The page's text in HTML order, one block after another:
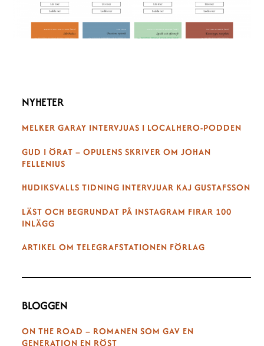
NYHETER
MELKER GARAY INTERVJUAS I LOCALHERO-PODDEN
GUD I ÖRAT – OPULENS SKRIVER OM JOHAN
FELLENIUS
HUDIKSVALLS TIDNING INTERVJUAR KAJ GUSTAFSSON
LÄST OCH BEGRUNDAT PÅ INSTAGRAM FIRAR 100
INLÄGG
ARTIKEL OM TELEGRAFSTATIONEN FÖRLAG
BLOGGEN
ON THE ROAD – ROMANEN SOM GAV EN
GENERATION EN RÖST